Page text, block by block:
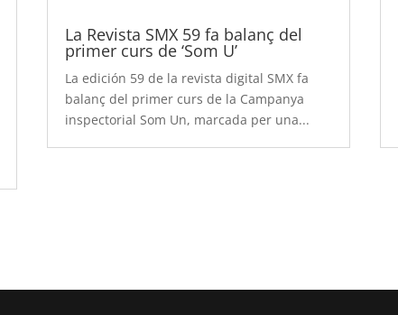
La Revista SMX 59 fa balanç del
primer curs de ‘Som U’
La edición 59 de la revista digital SMX fa
balanç del primer curs de la Campanya
inspectorial Som Un, marcada per una...